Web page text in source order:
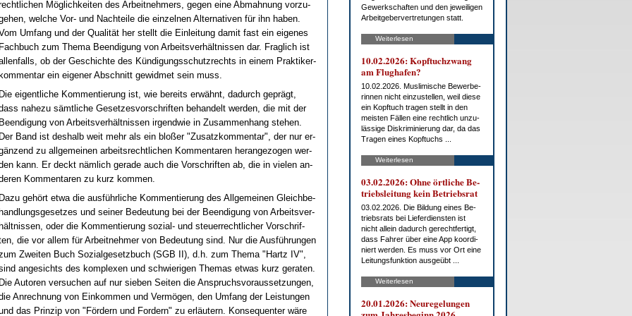
Mög­lich­kei­ten des Ar­beit­neh­mers, ge­gen ei­ne Ab­mah­nung vor­zu­
wel­che Vor- und Nach­tei­le die ein­zel­nen Al­ter­na­ti­ven für ihn ha­ben.
Um­fang und der Qua­li­tät her stellt die Ein­lei­tung da­mit fast ein ei­ge­nes
zum The­ma Be­en­di­gung von Ar­beits­ver­hält­nis­sen dar. Frag­lich ist
ob der Ge­schich­te des Kün­di­gungs­schutz­rechts in ei­nem Prak­ti­ker­
ein ei­ge­ner Ab­schnitt ge­wid­met sein muss.
ei­gent­li­che Kom­men­tie­rung ist, wie be­reits er­wähnt, da­durch ge­prägt,
na­he­zu sämt­li­che Ge­set­zes­vor­schrif­ten be­han­delt wer­den, die mit der
von Ar­beits­ver­hält­nis­sen ir­gend­wie in Zu­sam­men­hang ste­hen.
Band ist des­halb weit mehr als ein blo­ßer "Zu­satz­kom­men­tar", der nur er­
zu all­ge­mei­nen ar­beits­recht­li­chen Kom­men­ta­ren her­an­ge­zo­gen wer­
kann. Er deckt näm­lich ge­ra­de auch die Vor­schrif­ten ab, die in vie­len an­
Kom­men­ta­ren zu kurz kom­men.
ge­hört et­wa die aus­führ­li­che Kom­men­tie­rung des All­ge­mei­nen Gleich­be­
und sei­ner Be­deu­tung bei der Be­en­di­gung von Ar­beits­ver­
oder die Kom­men­tie­rung so­zi­al- und steu­er­recht­li­cher Vor­schrif­
die vor al­lem für Ar­beit­neh­mer von Be­deu­tung sind. Nur die Aus­füh­run­gen
Zwei­ten Buch So­zi­al­ge­setz­buch (SGB II), d.h. zum The­ma "Hartz IV",
an­ge­sichts des kom­ple­xen und schwie­ri­gen The­mas et­was kurz ge­ra­ten.
Au­to­ren ver­su­chen auf nur sie­ben Sei­ten die An­spruchs­vor­aus­set­zun­gen,
An­rech­nung von Ein­kom­men und Ver­mö­gen, den Um­fang der Leis­tun­gen
das Prin­zip von "För­dern und For­dern" zu er­läu­tern. Kon­se­quen­ter wä­re
Ge­werk­schaf­ten und den je­wei­li­gen
Ar­beit­ge­ber­ver­tre­tun­gen statt.
Weiterlesen
10.02.2026: Kopf­tuch­zwang
am Flug­ha­fen?
10.02.2026. Mus­li­mi­sche Be­wer­be­
rin­nen nicht ein­zu­stel­len, weil die­se
ein Kopf­tuch tra­gen stellt in den
meis­ten Fäl­len ei­ne recht­lich un­zu­
läs­si­ge Dis­kri­mi­nie­rung dar, da das
Tra­gen ei­nes Kopf­tuchs ...
Weiterlesen
03.02.2026: Oh­ne ört­li­che Be­
triebs­lei­tung kein Be­triebs­rat
03.02.2026. Die Bil­dung ei­nes Be­
triebs­rats bei Lie­fer­diens­ten ist
nicht al­lein da­durch ge­recht­fer­tigt,
dass Fah­rer über ei­ne App ko­or­di­
niert wer­den. Es muss vor Ort ei­ne
Lei­tungs­funk­ti­on aus­ge­übt ...
Weiterlesen
20.01.2026: Neu­re­ge­lun­gen